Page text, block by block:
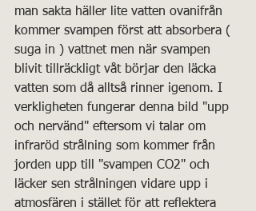
man sakta häller lite vatten ovanifrån
kommer svampen först att absorbera (
suga in ) vattnet men när svampen
blivit tillräckligt våt börjar den läcka
vatten som då alltså rinner igenom. I
verkligheten fungerar denna bild "upp
och nervänd" eftersom vi talar om
infraröd strålning som kommer från
jorden upp till "svampen CO2" och
läcker sen strålningen vidare upp i
atmosfären i stället för att reflektera